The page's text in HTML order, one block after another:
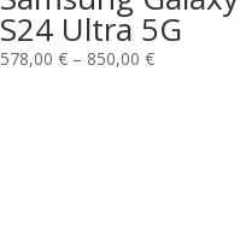
S24 Ultra 5G
578,00 € – 850,00 €